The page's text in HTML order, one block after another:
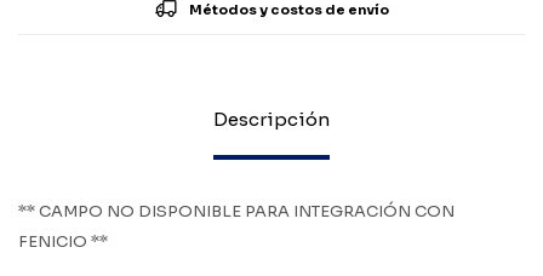
Métodos y costos de envío
Descripción
** CAMPO NO DISPONIBLE PARA INTEGRACIÓN CON
FENICIO **